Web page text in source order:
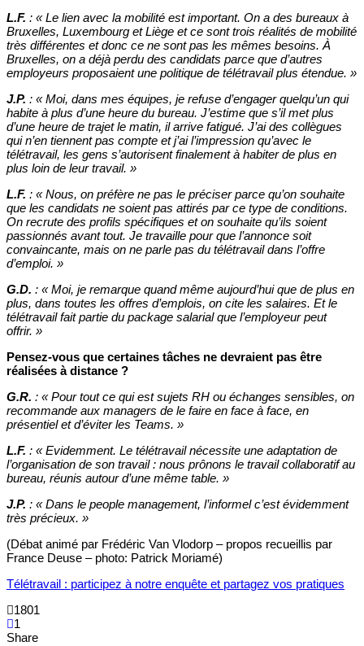
L.F. : « Le lien avec la mobilité est important. On a des bureaux à
Bruxelles, Luxembourg et Liège et ce sont trois réalités de mobilité
très différentes et donc ce ne sont pas les mêmes besoins. À
Bruxelles, on a déjà perdu des candidats parce que d’autres
employeurs proposaient une politique de télétravail plus étendue. »
J.P. : « Moi, dans mes équipes, je refuse d’engager quelqu’un qui
habite à plus d’une heure du bureau. J’estime que s’il met plus
d’une heure de trajet le matin, il arrive fatigué. J’ai des collègues
qui n’en tiennent pas compte et j’ai l’impression qu’avec le
télétravail, les gens s’autorisent finalement à habiter de plus en
plus loin de leur travail. »
L.F. : « Nous, on préfère ne pas le préciser parce qu’on souhaite
que les candidats ne soient pas attirés par ce type de conditions.
On recrute des profils spécifiques et on souhaite qu’ils soient
passionnés avant tout. Je travaille pour que l’annonce soit
convaincante, mais on ne parle pas du télétravail dans l’offre
d’emploi. »
G.D. : «Moi, je remarque quand même aujourd’hui que de plus en
plus, dans toutes les offres d’emplois, on cite les salaires. Et le
télétravail fait partie du package salarial que l’employeur peut
offrir. »
Pensez-vous que certaines tâches ne devraient pas être
réalisées à distance ?
G.R. : « Pour tout ce qui est sujets RH ou échanges sensibles, on
recommande aux managers de le faire en face à face, en
présentiel et d’éviter les Teams. »
L.F. : « Evidemment. Le télétravail nécessite une adaptation de
l’organisation de son travail : nous prônons le travail collaboratif au
bureau, réunis autour d’une même table. »
J.P. : « Dans le people management, l’informel c’est évidemment
très précieux. »
(Débat animé par Frédéric Van Vlodorp – propos recueillis par
France Deuse – photo: Patrick Moriamé)
Télétravail : participez à notre enquête et partagez vos pratiques
1801
1
Share